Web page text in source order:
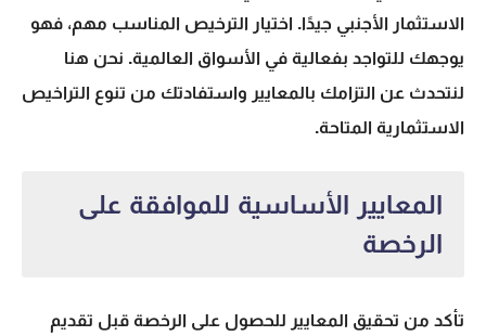
الاستثمار الأجنبي جيدًا. اختيار الترخيص المناسب مهم، فهو
يوجهك للتواجد بفعالية في الأسواق العالمية. نحن هنا
لنتحدث عن التزامك بالمعايير واستفادتك من تنوع التراخيص
الاستثمارية المتاحة.
المعايير الأساسية للموافقة على
الرخصة
تأكد من تحقيق المعايير للحصول على الرخصة قبل تقديم